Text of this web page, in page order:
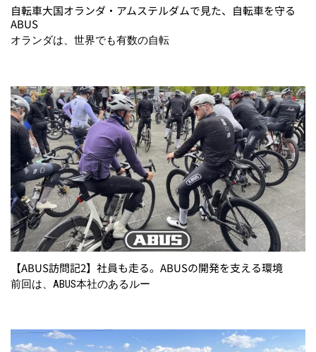
自転車大国オランダ・アムステルダムで見た、自転車を守る
ABUS
オランダは、世界でも有数の自転
【ABUS訪問記2】社員も走る。ABUSの開発を支える環境
前回は、ABUS本社のあるルー